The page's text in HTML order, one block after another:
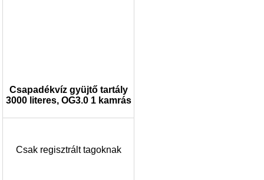
Csapadékvíz gyüjtő tartály
3000 literes, OG3.0 1 kamrás
Csak regisztrált tagoknak